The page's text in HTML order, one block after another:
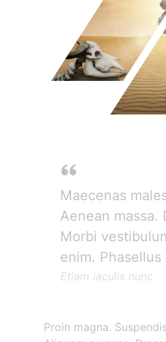
Maecenas
Aenean massa.
Morbi
enim. Phasellus
Etiam iaculis nunc
Proin magna.